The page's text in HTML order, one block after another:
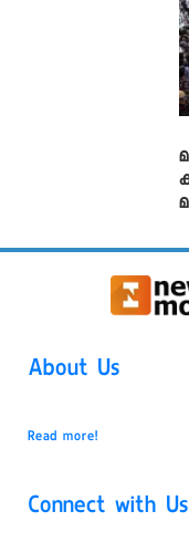
About Us
Read more!
Connect with